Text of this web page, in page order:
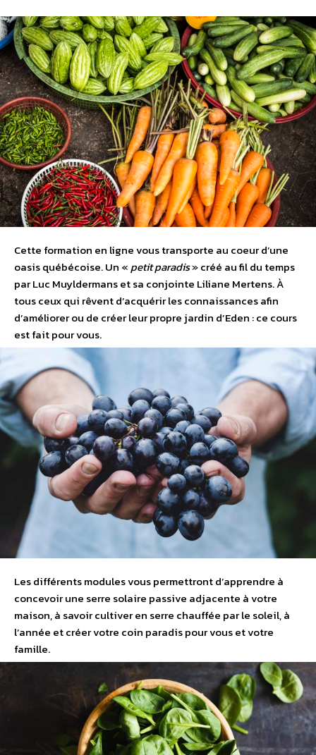
Cette formation en ligne vous transporte au coeur d’une
oasis québécoise. Un «petit paradis» créé au fil du temps
par Luc Muyldermans et sa conjointe Liliane Mertens. À
tous ceux qui rêvent d’acquérir les connaissances afin
d’améliorer ou de créer leur propre jardin d’Eden : ce cours
est fait pour vous.
Les différents modules vous permettront d’apprendre à
concevoir une serre solaire passive adjacente à votre
maison, à savoir cultiver en serre chauffée par le soleil, à
l’année et créer votre coin paradis pour vous et votre
famille.